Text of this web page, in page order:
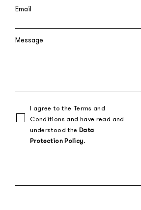
I agree to the Terms and
Conditions and have read and
understood the Data
Protection Policy.